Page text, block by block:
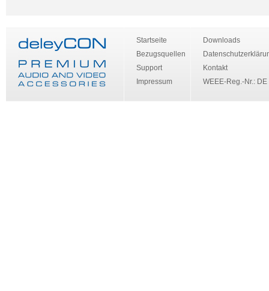
Startseite
Bezugsquellen
Support
Impressum
Downloads
Kontakt
WEEE-Reg.-Nr.: